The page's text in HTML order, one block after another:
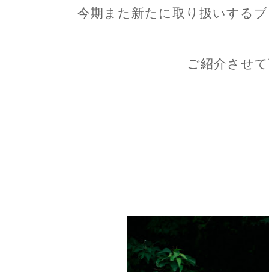
今期また新たに取り扱いする
ご紹介させ